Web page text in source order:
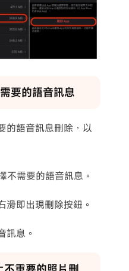
要的語音訊息
的語音訊息刪除，以
需要的語音訊息。
滑即出現刪除按鈕。
訊息。